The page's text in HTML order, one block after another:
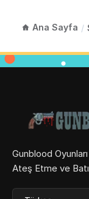
Ana Sayfa /
Gunblood
Ateş Etme ve